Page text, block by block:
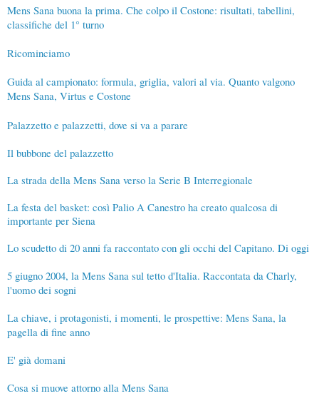
Mens Sana buona la prima. Che colpo il Costone: risultati, tabellini,
classifiche del 1° turno
Ricominciamo
Guida al campionato: formula, griglia, valori al via. Quanto valgono
Mens Sana, Virtus e Costone
Palazzetto e palazzetti, dove si va a parare
Il bubbone del palazzetto
La strada della Mens Sana verso la Serie B Interregionale
La festa del basket: così Palio A Canestro ha creato qualcosa di
importante per Siena
Lo scudetto di 20 anni fa raccontato con gli occhi del Capitano. Di oggi
5 giugno 2004, la Mens Sana sul tetto d'Italia. Raccontata da Charly,
l'uomo dei sogni
La chiave, i protagonisti, i momenti, le prospettive: Mens Sana, la
pagella di fine anno
E' già domani
Cosa si muove attorno alla Mens Sana